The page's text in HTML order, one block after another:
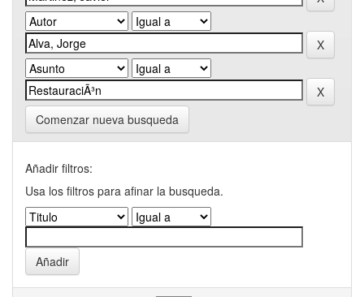
Comenzar nueva busqueda
Añadir filtros:
Usa los filtros para afinar la busqueda.